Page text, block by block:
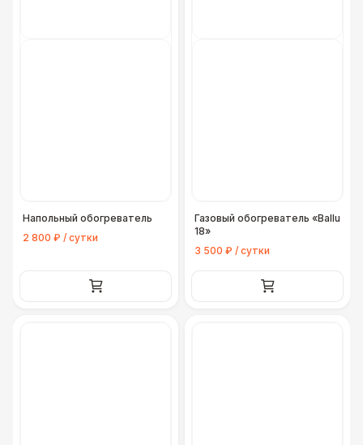
Напольный обогреватель
2 800 ₽ / сутки
Газовый обогреватель «Ballu
18»
3 500 ₽ / сутки